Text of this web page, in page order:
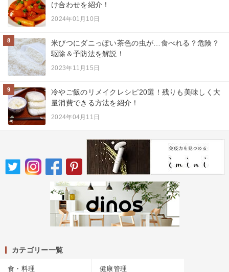
け合わせを紹介！
2024年01月10日
8
米びつにダニっぽい茶色の虫が…食べれる？危険？
駆除＆予防法を解説！
2023年11月15日
9
冷やご飯のリメイクレシピ20選！残りも美味しく大
量消費できる方法を紹介！
2024年04月11日
カテゴリー一覧
食・料理 健康管理